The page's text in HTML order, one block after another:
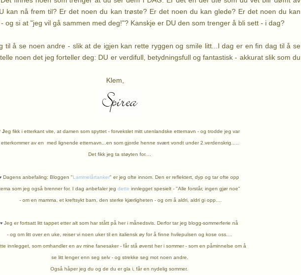
kan nå frem til? Er det noen du kan trøste? Er det noen du kan glede? Er det noen du kan
og si at "jeg vil gå sammen med deg!"? Kanskje er DU den som trenger å bli sett - i dag?
til å se noen andre - slik at de igjen kan rette ryggen og smile litt...I dag er en fin dag til å se
noen det jeg forteller deg: DU er verdifull, betydningsfull og fantastisk - akkurat slik som du
Jeg fikk i etterkant vite, at damen som spyttet - forvekslet mitt utenlandske etternavn - og trodde jeg var
etterkommer av en med lignende etternavn...en som gjorde henne svært vondt under 2.verdenskrig.....
Det fikk jeg ta støyten for....
Dagens anbefaling: Bloggen "Lammelårtanker" er jeg ofte innom. Den er reflektert, dyp og tar ofte opp
som jeg også brenner for. I dag anbefaler jeg dette innlegget spesielt - "Alle forstår, ingen gjør noe"
- om en mamma, et kreftsykt barn, den sterke kjærligheten - og om å aldri, aldri gi opp....
♥ Jeg er fortsatt litt tappet etter alt som har stått på her i månedsvis. Derfor tar jeg blogg-sommerferie nå
- og om litt over en uke, reiser vi noen uker til en italiensk øy for å finne hvilepulsen og kose oss....
innlegget, som omhandler en av mine fanesaker - får stå øverst her i sommer - som en påminnelse om å
se litt lenger enn seg selv - og strekke seg mot noen andre.
Også håper jeg du og de du er gla i, får en nydelig sommer.